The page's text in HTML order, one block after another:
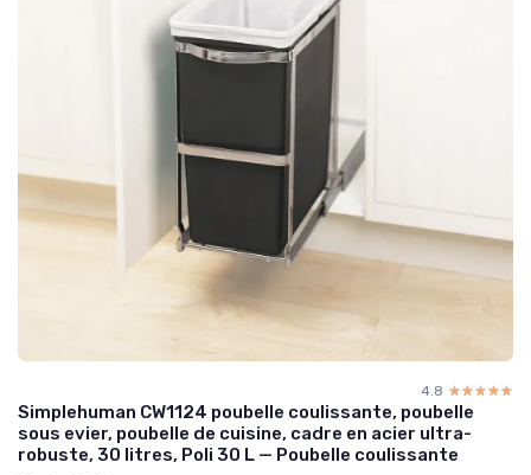
4.8 ☆☆☆☆☆
★★★★★
Simplehuman CW1124 poubelle coulissante, poubelle
sous evier, poubelle de cuisine, cadre en acier ultra-
robuste, 30 litres, Poli 30 L — Poubelle coulissante